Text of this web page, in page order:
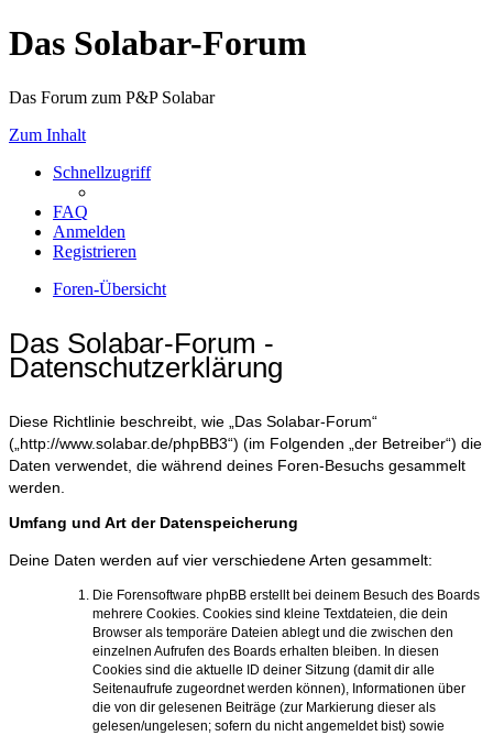
Das Solabar-Forum
Das Forum zum P&P Solabar
Zum Inhalt
Schnellzugriff
FAQ
Anmelden
Registrieren
Foren-Übersicht
Das Solabar-Forum -
Datenschutzerklärung
Diese Richtlinie beschreibt, wie „Das Solabar-Forum“
(„http://www.solabar.de/phpBB3“) (im Folgenden „der Betreiber“) die
Daten verwendet, die während deines Foren-Besuchs gesammelt
werden.
Umfang und Art der Datenspeicherung
Deine Daten werden auf vier verschiedene Arten gesammelt:
Die Forensoftware phpBB erstellt bei deinem Besuch des Boards
mehrere Cookies. Cookies sind kleine Textdateien, die dein
Browser als temporäre Dateien ablegt und die zwischen den
einzelnen Aufrufen des Boards erhalten bleiben. In diesen
Cookies sind die aktuelle ID deiner Sitzung (damit dir alle
Seitenaufrufe zugeordnet werden können), Informationen über
die von dir gelesenen Beiträge (zur Markierung dieser als
gelesen/ungelesen; sofern du nicht angemeldet bist) sowie